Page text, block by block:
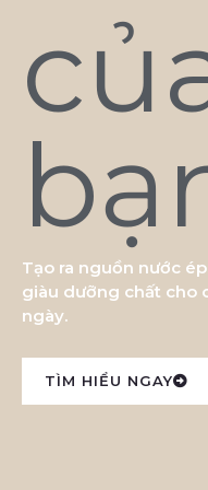
Tạo ra nguồn nước
giàu dưỡng chất cho
ngày.
TÌM HIỂU NGAY